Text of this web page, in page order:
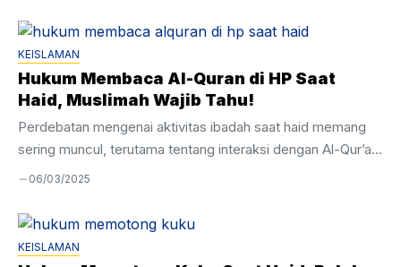
melaksanakan tata cara sholat taubat dengan sungguh-
sungguh. Hal ini menunjukkan bahwa, seseorang yang
melakukan dosa besar atau memiliki dosa yang telah
menumpuk bukan berarti tidak dapat memperbaikinya. Bagi
kamu yang ingin mengetahui lebih dalam mengenai sholat
taubat mulai dari niat, tata cara hingga doa-doanya, simak
selengkapnya di sini. ...
KEISLAMAN
Hukum Membaca Al-Quran di HP Saat
Haid, Muslimah Wajib Tahu!
Perdebatan mengenai aktivitas ibadah saat haid memang
sering muncul, terutama tentang interaksi dengan Al-Qur’an.
Salah satu yang kerap jadi pertanyaan adalah hukum
atau justru dilarang, pahami lebih lanjut, yuk! Membaca Al-
Quran melalui smartphone saat menstruasi sebenarnya
memiliki landasan hukum yang perlu dipahami lebih dalam
06/03/2025
KEISLAMAN